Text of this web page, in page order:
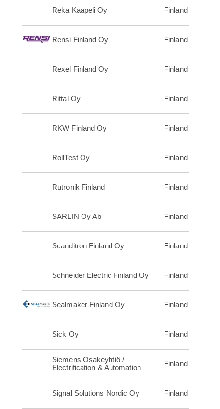
Reka Kaapeli Oy Finland
Rensi Finland Oy Finland
Rexel Finland Oy Finland
Rittal Oy Finland
RKW Finland Oy Finland
RollTest Oy Finland
Rutronik Finland Finland
SARLIN Oy Ab Finland
Scanditron Finland Oy Finland
Schneider Electric Finland Oy Finland
Sealmaker Finland Oy Finland
Sick Oy Finland
Siemens Osakeyhtiö /
Electrification & Automation
Finland
Signal Solutions Nordic Oy Finland